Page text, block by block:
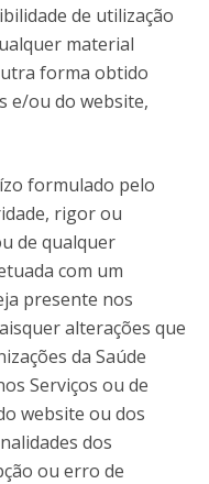
de utilização
material
forma obtido
e/ou do website,
formulado pelo
rigor ou
de qualquer
com um
presente nos
alterações que
da Saúde
Serviços ou de
website ou dos
dos
ou erro de